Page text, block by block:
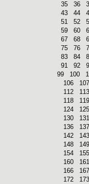
35
36
43
44
51
52
59
60
67
68
75
76
83
84
91
92
99
100
106
107
112
113
118
119
124
125
130
131
136
137
142
143
148
149
154
155
160
161
166
167
172
173